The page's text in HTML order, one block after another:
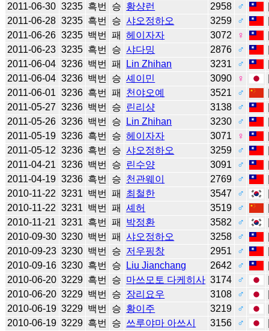
2011-06-30 3235 흑번 승 황샹런 2958 ♂
2011-06-28 3235 흑번 승 샤오정하오 3259 ♂
2011-06-26 3235 백번 패 헤이자자 3072 ♀
2011-06-23 3235 흑번 승 샤다밍 2876 ♂
2011-06-04 3236 백번 패 Lin Zhihan 3231 ♂
2011-06-04 3236 백번 승 셰이민 3090 ♀
2011-06-01 3236 흑번 패 천야오예 3521 ♂
2011-05-27 3236 백번 승 린리샹 3138 ♂
2011-05-26 3236 백번 승 Lin Zhihan 3230 ♂
2011-05-19 3236 흑번 승 헤이자자 3071 ♀
2011-05-12 3236 흑번 승 샤오정하오 3259 ♂
2011-04-21 3236 백번 승 린수양 3091 ♂
2011-04-19 3236 흑번 승 천관웨이 2769 ♂
2010-11-22 3231 백번 패 최철한 3547 ♂
2010-11-22 3231 백번 패 셰허 3519 ♂
2010-11-21 3231 흑번 패 박정환 3582 ♂
2010-09-30 3230 백번 패 샤오정하오 3258 ♂
2010-09-23 3230 백번 승 저우핑창 2951 ♂
2010-09-16 3230 흑번 승 Liu Jianchang 2642 ♂
2010-06-20 3229 흑번 승 마쓰모토 다케히사 3174 ♂
2010-06-20 3229 백번 승 장리요우 3108 ♂
2010-06-19 3229 백번 승 황이주 3219 ♂
2010-06-19 3229 흑번 승 쓰루야마 아쓰시 3156 ♂